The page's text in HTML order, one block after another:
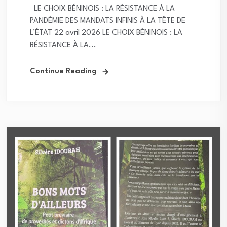
LE CHOIX BÉNINOIS : LA RÉSISTANCE À LA
PANDÉMIE DES MANDATS INFINIS À LA TÊTE DE
L’ÉTAT 22 avril 2026 LE CHOIX BÉNINOIS : LA
RÉSISTANCE À LA...
Continue Reading